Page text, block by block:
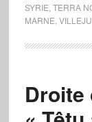
SYRIE TERRA
MARNE
Droite